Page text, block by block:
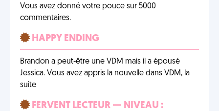
Vous avez donné votre pouce sur 5000
commentaires.
HAPPY ENDING
Brandon a peut-être une VDM mais il a épousé
Jessica. Vous avez appris la nouvelle dans VDM, la
suite
FERVENT LECTEUR — NIVEAU :